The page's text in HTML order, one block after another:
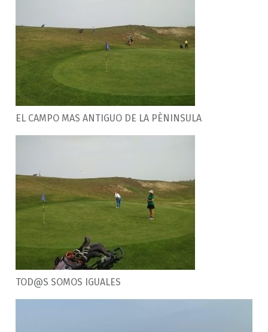
EL CAMPO MAS ANTIGUO DE LA PÈNINSULA
TOD@S SOMOS IGUALES